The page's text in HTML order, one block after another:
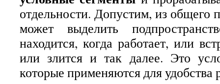
отдельности. Допустим, из общего
может выделить
находится, когда работает, или
или злится и так далее. Это
которые применяются для удобства